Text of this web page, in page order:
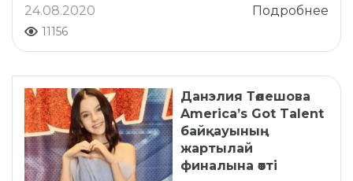
Подробнее
24.08.2020
11156
Данэлия Төлешова
America’s Got Talent
байқауының
жартылай
финалына өтті